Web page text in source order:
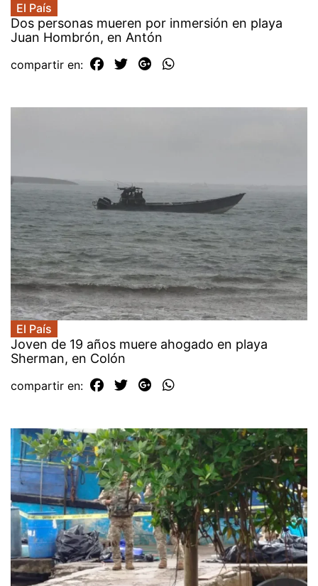
El País
Dos personas mueren por inmersión en playa
Juan Hombrón, en Antón
compartir en:
El País
Joven de 19 años muere ahogado en playa
Sherman, en Colón
compartir en: